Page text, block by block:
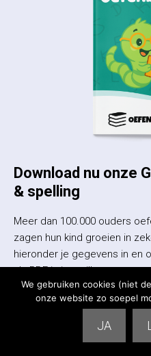
Download nu onze
& spelling
Meer dan 100.000 ouders
zagen hun kind groeien in
hieronder je gegevens in en
als PDF in je mailbox.
We gebruiken cookies (niet
onze website zo soepel
JA